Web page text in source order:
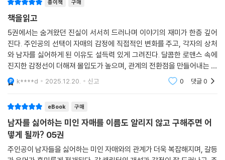
종이책 구매
책을읽고
5권에서는 숨겨왔던 진실이 서서히 드러나며 이야기의 재미가 한층 깊어
진다. 주인공의 선택이 자매의 감정에 직접적인 변화를 주고, 각자의 상처
와 남자를 싫어하게 된 이유도 설득력 있게 그려진다. 달콤한 로맨스 속에
진지한 감정선이 더해져 몰입도가 높으며, 관계의 전환점을 만들어내는 중
요한 권이다.
k****d 2025.12.20. 신고 0 댓글0
eBook 구매
남자를 싫어하는 미인 자매를 이름도 알리지 않고 구해주면 어
떻게 될까? 05권
주인공이 남자들을 싫어하는 미인 자매와의 관계가 더욱 복잡해지며, 갈등